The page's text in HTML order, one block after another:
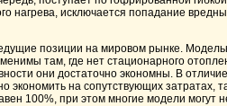
нагрева, исключается попадание
позиции на мировом рынке.
там, где нет стационарного
они достаточно экономны. В
экономить на сопутствующих затратах,
100%, при этом многие модели могут